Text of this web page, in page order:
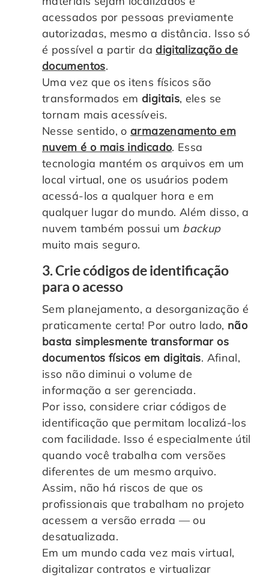
acessados por pessoas previamente
autorizadas, mesmo a distância. Isso só
é possível a partir da digitalização de
documentos.
Uma vez que os itens físicos são
transformados em digitais, eles se
tornam mais acessíveis.
Nesse sentido, o armazenamento em
nuvem é o mais indicado. Essa
tecnologia mantém os arquivos em um
local virtual, one os usuários podem
acessá-los a qualquer hora e em
qualquer lugar do mundo. Além disso, a
nuvem também possui um backup
muito mais seguro.
3. Crie códigos de identificação
para o acesso
Sem planejamento, a desorganização é
praticamente certa! Por outro lado, não
basta simplesmente transformar os
documentos físicos em digitais. Afinal,
isso não diminui o volume de
informação a ser gerenciada.
Por isso, considere criar códigos de
identificação que permitam localizá-los
com facilidade. Isso é especialmente útil
quando você trabalha com versões
diferentes de um mesmo arquivo.
Assim, não há riscos de que os
profissionais que trabalham no projeto
acessem a versão errada — ou
desatualizada.
Em um mundo cada vez mais virtual,
digitalizar contratos e virtualizar